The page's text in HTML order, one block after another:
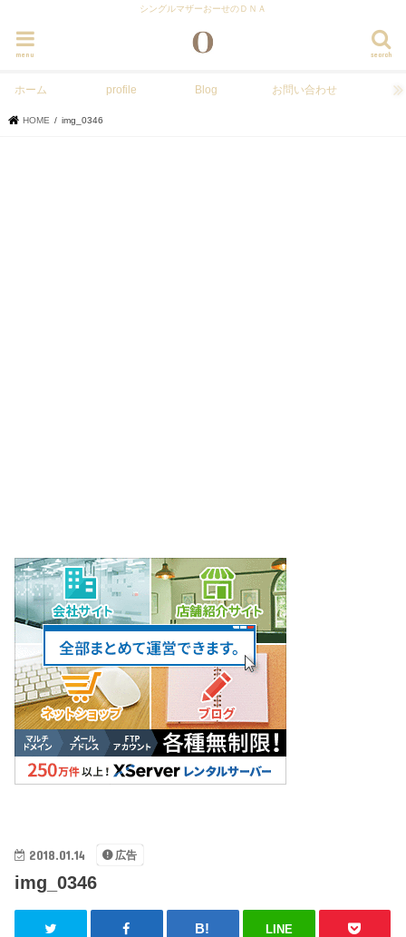
シングルマザーおーせのＤＮＡ
search
menu
ホーム profile Blog お問い合わせ
HOME img_0346
2018.01.14 広告
img_0346
LINE